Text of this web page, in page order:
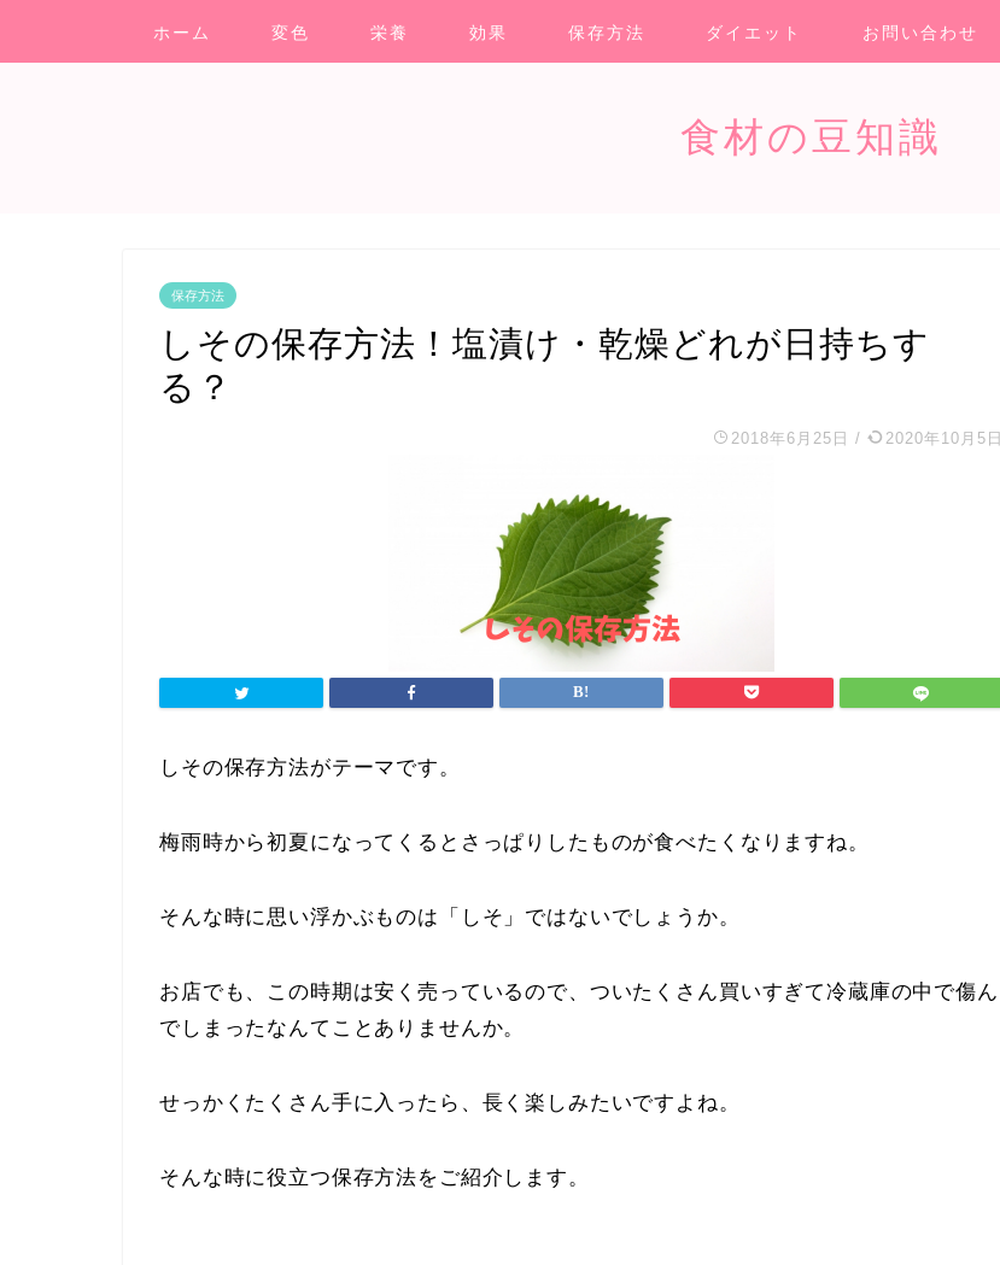
ホーム 変色 栄養 効果 保存方法 ダイエット お問い合わせ
食材の豆知識
保存方法
しその保存方法！塩漬け・乾燥どれが日持ちす
る？
2018年6月25日 / 2020年10月5日
しその保存方法がテーマです。
梅雨時から初夏になってくるとさっぱりしたものが食べたくなりますね。
そんな時に思い浮かぶものは「しそ」ではないでしょうか。
お店でも、この時期は安く売っているので、ついたくさん買いすぎて冷蔵庫の中で傷ん
でしまったなんてことありませんか。
せっかくたくさん手に入ったら、長く楽しみたいですよね。
そんな時に役立つ保存方法をご紹介します。